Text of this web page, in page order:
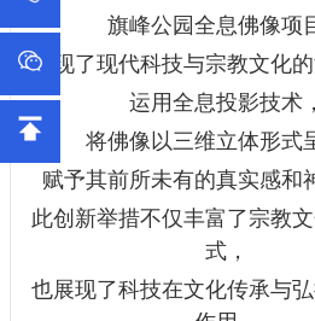
旗峰公园全息佛像项
实现了现代科技与宗教文化
运用全息投影技术，
将佛像以三维立体形式
赋予其前所未有的真实感和
此创新举措不仅丰富了宗教
式，
也展现了科技在文化传承与